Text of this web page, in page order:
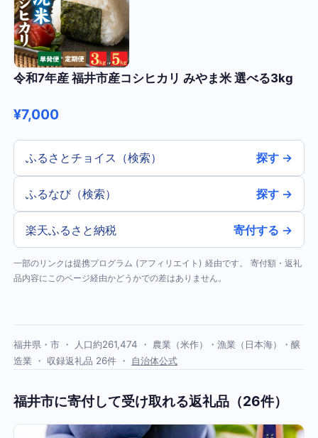
令和7年産 福井市産コシヒカリ みやま米 選べる3kg
¥7,000
ふるさとチョイス（検索） 探す →
ふるなび（検索） 探す →
楽天ふるさと納税 寄付する →
一部のリンクは提携プログラム (アフィリエイト) 経由です。 寄付額・返礼
品内容にこのページ経由かどうかでの差はありません。
福井県・市 ・ 人口約261,474 ・ 農業（米作）・漁業（日本海）・醸
造業 ・ 収録返礼品 26件 ・ 自治体公式
福井市に寄付して受け取れる返礼品（26件）